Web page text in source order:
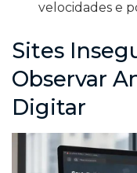
velocidades e
Sites
Observar
Digitar